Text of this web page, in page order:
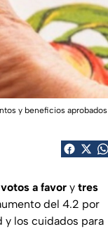
y beneficios aprobados
votos a favor y tres
del 4.2 por
los cuidados para